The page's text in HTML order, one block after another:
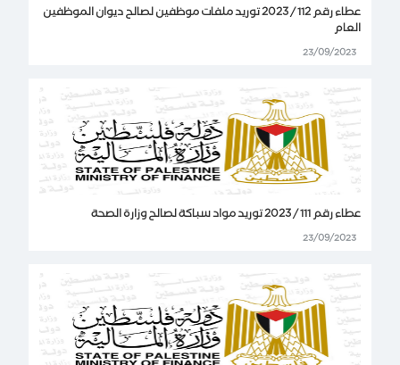
عطاء رقم 112 / 2023 توريد ملفات موظفين لصالح ديوان الموظفين
العام
23/09/2023
عطاء رقم 111 / 2023 توريد مواد سباكة لصالح وزارة الصحة
23/09/2023